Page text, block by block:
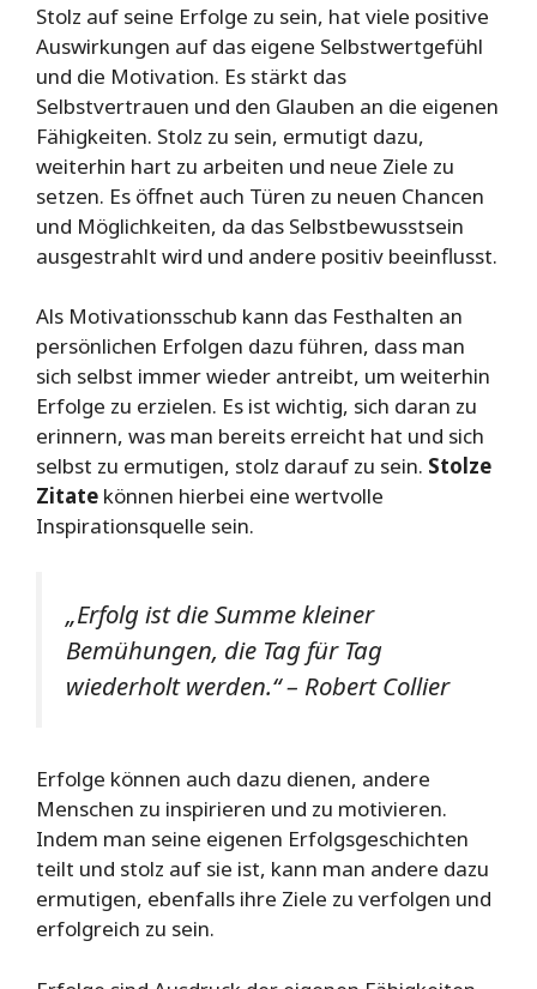
Stolz auf seine Erfolge zu sein, hat viele positive
Auswirkungen auf das eigene Selbstwertgefühl
und die Motivation. Es stärkt das
Selbstvertrauen und den Glauben an die eigenen
Fähigkeiten. Stolz zu sein, ermutigt dazu,
weiterhin hart zu arbeiten und neue Ziele zu
setzen. Es öffnet auch Türen zu neuen Chancen
und Möglichkeiten, da das Selbstbewusstsein
ausgestrahlt wird und andere positiv beeinflusst.
Als Motivationsschub kann das Festhalten an
persönlichen Erfolgen dazu führen, dass man
sich selbst immer wieder antreibt, um weiterhin
Erfolge zu erzielen. Es ist wichtig, sich daran zu
erinnern, was man bereits erreicht hat und sich
selbst zu ermutigen, stolz darauf zu sein. Stolze
Zitate können hierbei eine wertvolle
Inspirationsquelle sein.
„Erfolg ist die Summe kleiner
Bemühungen, die Tag für Tag
wiederholt werden.“ – Robert Collier
Erfolge können auch dazu dienen, andere
Menschen zu inspirieren und zu motivieren.
Indem man seine eigenen Erfolgsgeschichten
teilt und stolz auf sie ist, kann man andere dazu
ermutigen, ebenfalls ihre Ziele zu verfolgen und
erfolgreich zu sein.